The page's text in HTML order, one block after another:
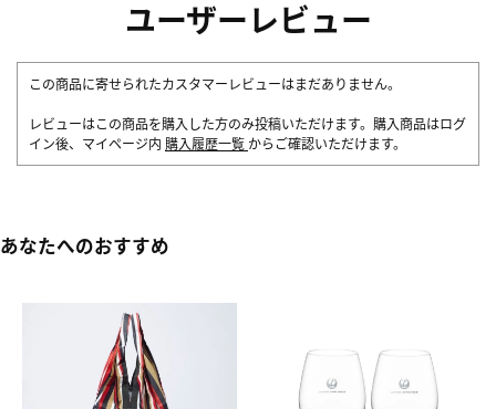
ユーザーレビュー
この商品に寄せられたカスタマーレビューはまだありません。
レビューはこの商品を購入した方のみ投稿いただけます。購入商品はログ
イン後、マイページ内 購入履歴一覧 からご確認いただけます。
あなたへのおすすめ